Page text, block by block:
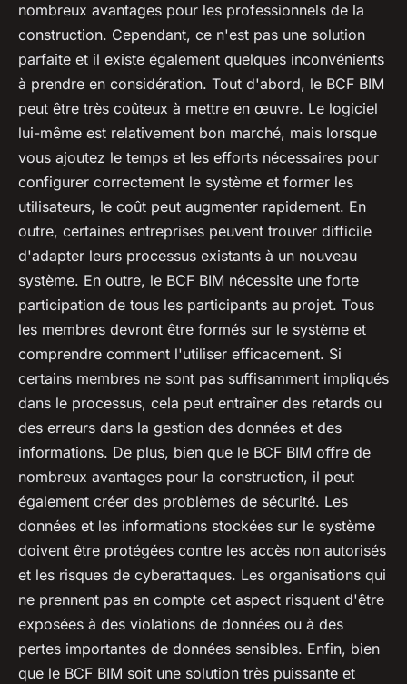
nombreux avantages pour les professionnels de la
construction. Cependant, ce n'est pas une solution
parfaite et il existe également quelques inconvénients
à prendre en considération. Tout d'abord, le BCF BIM
peut être très coûteux à mettre en œuvre. Le logiciel
lui-même est relativement bon marché, mais lorsque
vous ajoutez le temps et les efforts nécessaires pour
configurer correctement le système et former les
utilisateurs, le coût peut augmenter rapidement. En
outre, certaines entreprises peuvent trouver difficile
d'adapter leurs processus existants à un nouveau
système. En outre, le BCF BIM nécessite une forte
participation de tous les participants au projet. Tous
les membres devront être formés sur le système et
comprendre comment l'utiliser efficacement. Si
certains membres ne sont pas suffisamment impliqués
dans le processus, cela peut entraîner des retards ou
des erreurs dans la gestion des données et des
informations. De plus, bien que le BCF BIM offre de
nombreux avantages pour la construction, il peut
également créer des problèmes de sécurité. Les
données et les informations stockées sur le système
doivent être protégées contre les accès non autorisés
et les risques de cyberattaques. Les organisations qui
ne prennent pas en compte cet aspect risquent d'être
exposées à des violations de données ou à des
pertes importantes de données sensibles. Enfin, bien
que le BCF BIM soit une solution très puissante et